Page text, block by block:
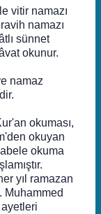
vitir namazı
namazı
sünnet
okunur.
namaz
okuması,
okuyan
okuma
yıl ramazan
Muhammed